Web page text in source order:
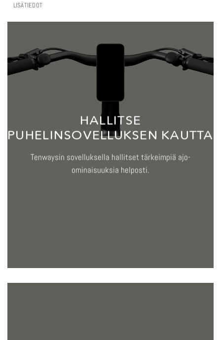
LISÄTIEDOT
HALLITSE
PUHELINSOVELLUKSEN KAUTTA
Tenwaysin sovelluksella hallitset tärkeimpiä ajo-
ominaisuuksia helposti.